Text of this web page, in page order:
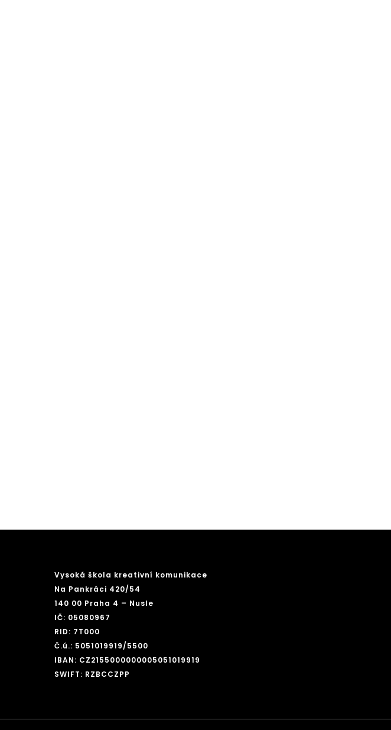
Vysoká škola kreativní komunikace
Na Pankráci 420/54
140 00 Praha 4 – Nusle
IČ: 05080967
RID: 7T000
Č.ú.: 5051019919/5500
IBAN: CZ2155000000005051019919
SWIFT: RZBCCZPP